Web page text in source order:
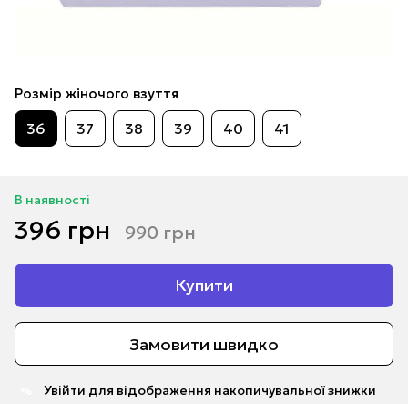
Розмір жіночого взуття
36 37 38 39 40 41
В наявності
396 грн 990 грн
Купити
Замовити швидко
Увійти для відображення накопичувальної знижки